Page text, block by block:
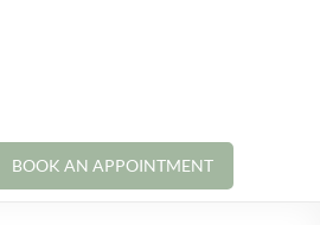
BOOK AN APPOINTMENT